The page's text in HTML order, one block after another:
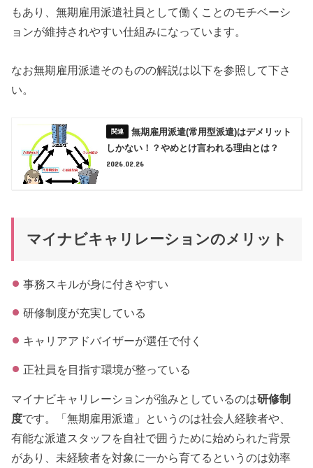
もあり、無期雇用派遣社員として働くことのモチベーシ
ョンが維持されやすい仕組みになっています。
なお無期雇用派遣そのものの解説は以下を参照して下さ
い。
無期雇用派遣(常用型派遣)はデメリット
しかない！？やめとけ言われる理由とは？
2026.02.26
マイナビキャリレーションのメリット
事務スキルが身に付きやすい
研修制度が充実している
キャリアアドバイザーが選任で付く
正社員を目指す環境が整っている
マイナビキャリレーションが強みとしているのは研修制
度です。「無期雇用派遣」というのは社会人経験者や、
有能な派遣スタッフを自社で囲うために始められた背景
があり、未経験者を対象に一から育てるというのは効率